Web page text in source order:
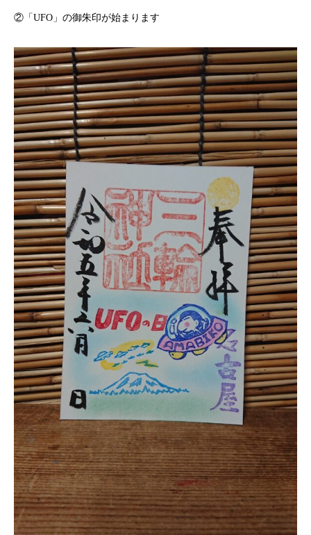
②「UFO」の御朱印が始まります